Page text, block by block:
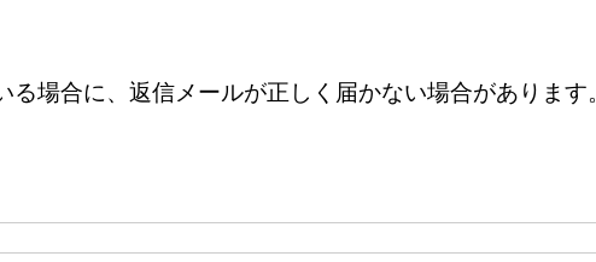
合に、返信メールが正しく届かない場合があります。